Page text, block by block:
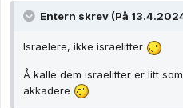
Entern skrev (På
Israelere, ikke israelitter
Å kalle dem israelitter er litt
akkadere